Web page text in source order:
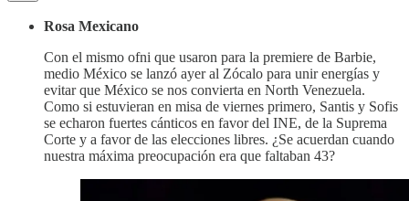
Rosa Mexicano
Con el mismo ofni que usaron para la premiere de Barbie,
medio México se lanzó ayer al Zócalo para unir energías y
evitar que México se nos convierta en North Venezuela.
Como si estuvieran en misa de viernes primero, Santis y Sofis
se echaron fuertes cánticos en favor del INE, de la Suprema
Corte y a favor de las elecciones libres. ¿Se acuerdan cuando
nuestra máxima preocupación era que faltaban 43?